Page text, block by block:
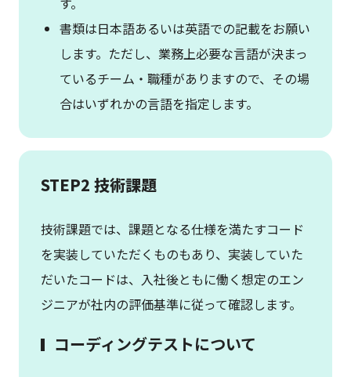
書類は日本語あるいは英語での記載をお願い
します。ただし、業務上必要な言語が決まっ
ているチーム・職種がありますので、その場
合はいずれかの言語を指定します。
STEP2 技術課題
技術課題では、課題となる仕様を満たすコード
を実装していただくものもあり、実装していた
だいたコードは、入社後ともに働く想定のエン
ジニアが社内の評価基準に従って確認します。
コーディングテストについて